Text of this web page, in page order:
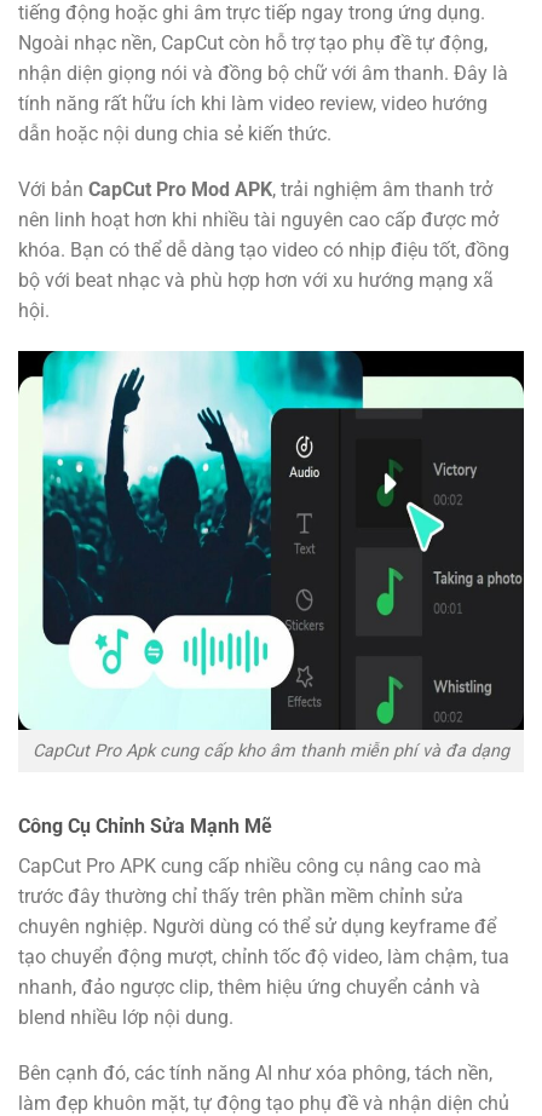
tiếng động hoặc ghi âm trực tiếp ngay trong ứng dụng.
Ngoài nhạc nền, CapCut còn hỗ trợ tạo phụ đề tự động,
nhận diện giọng nói và đồng bộ chữ với âm thanh. Đây là
tính năng rất hữu ích khi làm video review, video hướng
dẫn hoặc nội dung chia sẻ kiến thức.
Với bản CapCut Pro Mod APK, trải nghiệm âm thanh trở
nên linh hoạt hơn khi nhiều tài nguyên cao cấp được mở
khóa. Bạn có thể dễ dàng tạo video có nhịp điệu tốt, đồng
bộ với beat nhạc và phù hợp hơn với xu hướng mạng xã
hội.
CapCut Pro Apk cung cấp kho âm thanh miễn phí và đa dạng
Công Cụ Chỉnh Sửa Mạnh Mẽ
CapCut Pro APK cung cấp nhiều công cụ nâng cao mà
trước đây thường chỉ thấy trên phần mềm chỉnh sửa
chuyên nghiệp. Người dùng có thể sử dụng keyframe để
tạo chuyển động mượt, chỉnh tốc độ video, làm chậm, tua
nhanh, đảo ngược clip, thêm hiệu ứng chuyển cảnh và
blend nhiều lớp nội dung.
Bên cạnh đó, các tính năng AI như xóa phông, tách nền,
làm đẹp khuôn mặt, tự động tạo phụ đề và nhận diện chủ